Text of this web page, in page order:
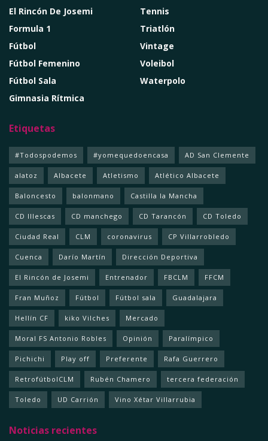
El Rincón De Josemi
Formula 1
Fútbol
Fútbol Femenino
Fútbol Sala
Gimnasia Rítmica
Tennis
Triatlón
Vintage
Voleibol
Waterpolo
Etiquetas
#Todospodemos #yomequedoencasa AD San Clemente
alatoz Albacete Atletismo Atlético Albacete
Baloncesto balonmano Castilla la Mancha
CD Illescas CD manchego CD Tarancón CD Toledo
Ciudad Real CLM coronavirus CP Villarrobledo
Cuenca Darío Martín Dirección Deportiva
El Rincón de Josemi Entrenador FBCLM FFCM
Fran Muñoz Fútbol Fútbol sala Guadalajara
Hellín CF kiko Vilches Mercado
Moral FS Antonio Robles Opinión Paralímpico
Pichichi Play off Preferente Rafa Guerrero
RetrofútbolCLM Rubén Chamero tercera federación
Toledo UD Carrión Vino Xétar Villarrubia
Noticias recientes